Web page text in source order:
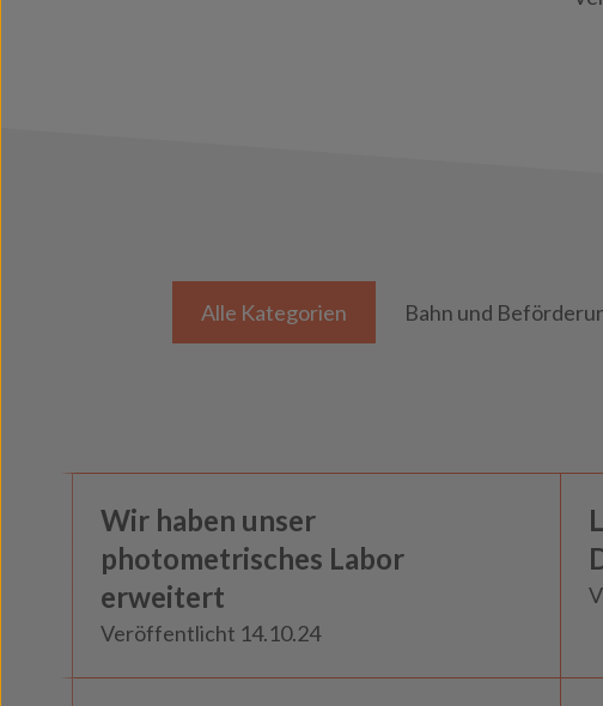
Alle Kategorien Bahn und
Neuigkeiten
Wir haben unser
photometrisches Labor
erweitert
Veröffentlicht 14.10.24